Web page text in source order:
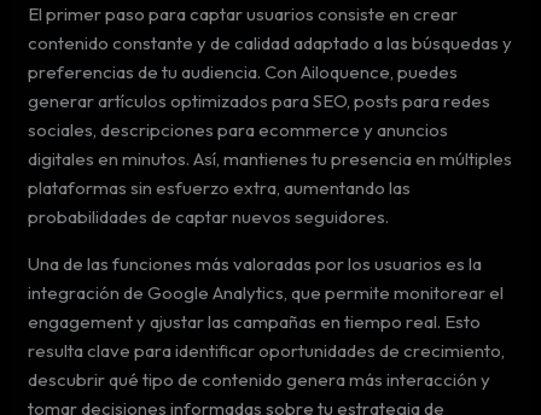
El primer paso para captar usuarios consiste en crear
contenido constante y de calidad adaptado a las búsquedas y
preferencias de tu audiencia. Con Ailoquence, puedes
generar artículos optimizados para SEO, posts para redes
sociales, descripciones para ecommerce y anuncios
digitales en minutos. Así, mantienes tu presencia en múltiples
plataformas sin esfuerzo extra, aumentando las
probabilidades de captar nuevos seguidores.
Una de las funciones más valoradas por los usuarios es la
integración de Google Analytics, que permite monitorear el
engagement y ajustar las campañas en tiempo real. Esto
resulta clave para identificar oportunidades de crecimiento,
descubrir qué tipo de contenido genera más interacción y
tomar decisiones informadas sobre tu estrategia de